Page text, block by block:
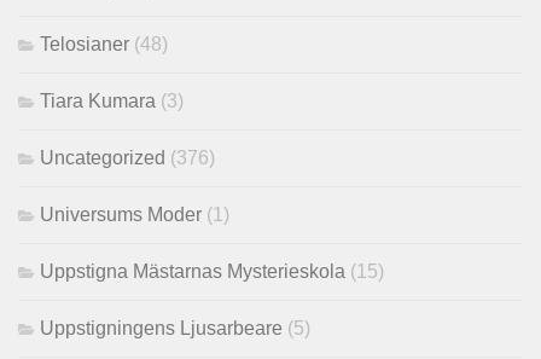
Telosianer (48)
Tiara Kumara (3)
Uncategorized (376)
Universums Moder (1)
Uppstigna Mästarnas Mysterieskola (15)
Uppstigningens Ljusarbeare (5)